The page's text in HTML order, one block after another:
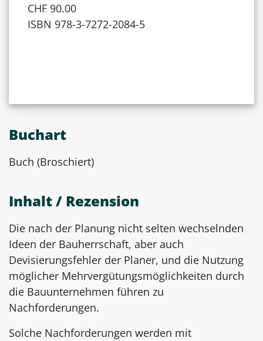
CHF 90.00
ISBN 978-3-7272-2084-5
Buchart
Buch (Broschiert)
Inhalt / Rezension
Die nach der Planung nicht selten wechselnden
Ideen der Bauherrschaft, aber auch
Devisierungsfehler der Planer, und die Nutzung
möglicher Mehrvergütungsmöglichkeiten durch
die Bauunternehmen führen zu
Nachforderungen.
Solche Nachforderungen werden mit